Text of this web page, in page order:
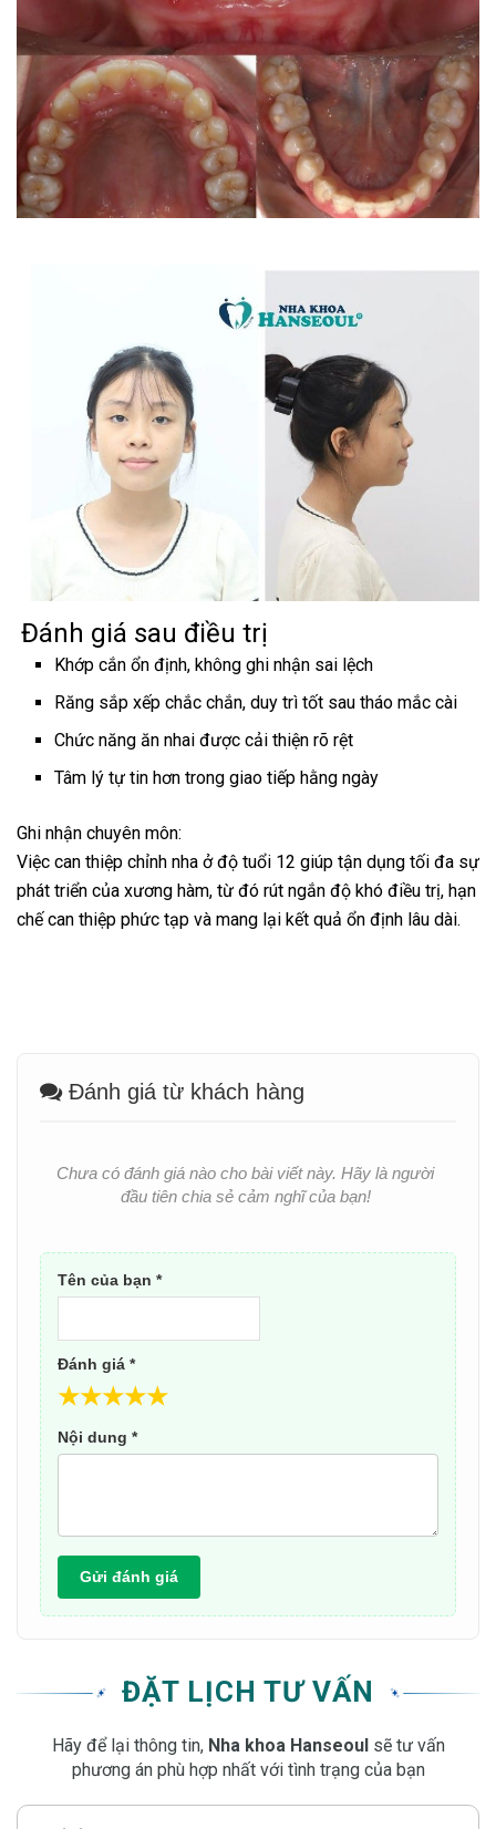
Đánh giá sau điều trị
Khớp cắn ổn định, không ghi nhận sai lệch
Răng sắp xếp chắc chắn, duy trì tốt sau tháo mắc cài
Chức năng ăn nhai được cải thiện rõ rệt
Tâm lý tự tin hơn trong giao tiếp hằng ngày
Ghi nhận chuyên môn:
Việc can thiệp chỉnh nha ở độ tuổi 12 giúp tận dụng tối đa sự
phát triển của xương hàm, từ đó rút ngắn độ khó điều trị, hạn
chế can thiệp phức tạp và mang lại kết quả ổn định lâu dài.
Đánh giá từ khách hàng
Chưa có đánh giá nào cho bài viết này. Hãy là người
đầu tiên chia sẻ cảm nghĩ của bạn!
Tên của bạn *
Đánh giá *
★
★
★
★
★
Nội dung *
Gửi đánh giá
ĐẶT LỊCH TƯ VẤN
Hãy để lại thông tin, Nha khoa Hanseoul sẽ tư vấn
phương án phù hợp nhất với tình trạng của bạn